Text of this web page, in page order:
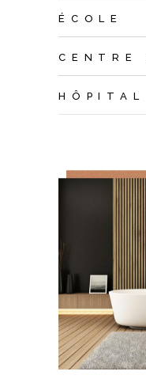
ÉCOLE
CENTRE
HÔPITAL